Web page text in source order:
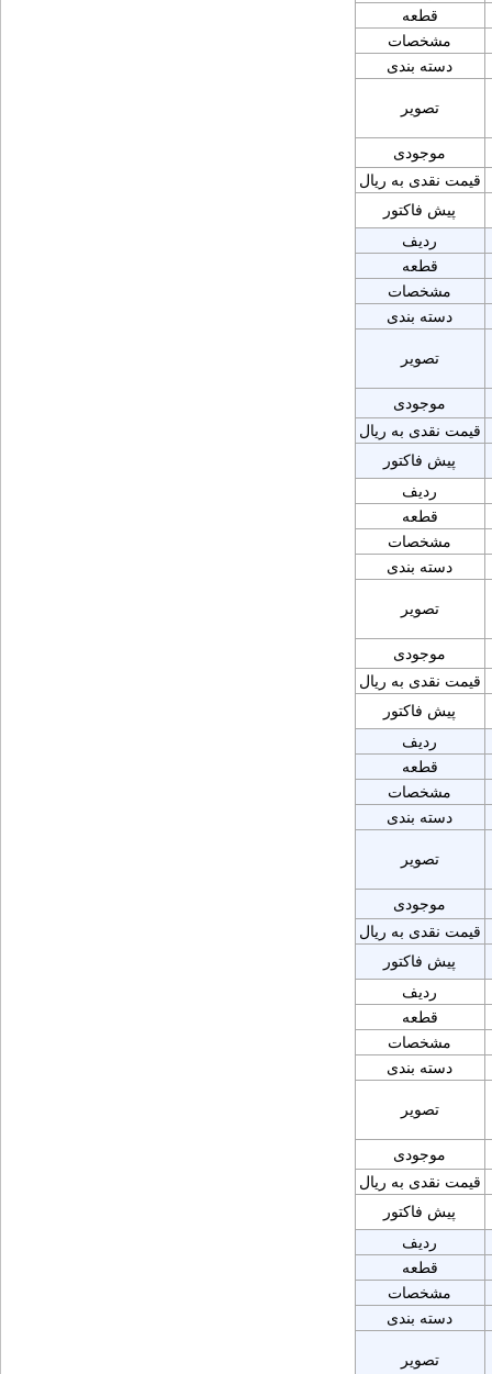
قطعه
مشخصات
دسته بندی
تصویر
موجودی
قیمت نقدی به ریال
پیش فاکتور
ردیف
قطعه
مشخصات
دسته بندی
تصویر
موجودی
قیمت نقدی به ریال
پیش فاکتور
ردیف
قطعه
مشخصات
دسته بندی
تصویر
موجودی
قیمت نقدی به ریال
پیش فاکتور
ردیف
قطعه
مشخصات
دسته بندی
تصویر
موجودی
قیمت نقدی به ریال
پیش فاکتور
ردیف
قطعه
مشخصات
دسته بندی
تصویر
موجودی
قیمت نقدی به ریال
پیش فاکتور
ردیف
قطعه
مشخصات
دسته بندی
تصویر